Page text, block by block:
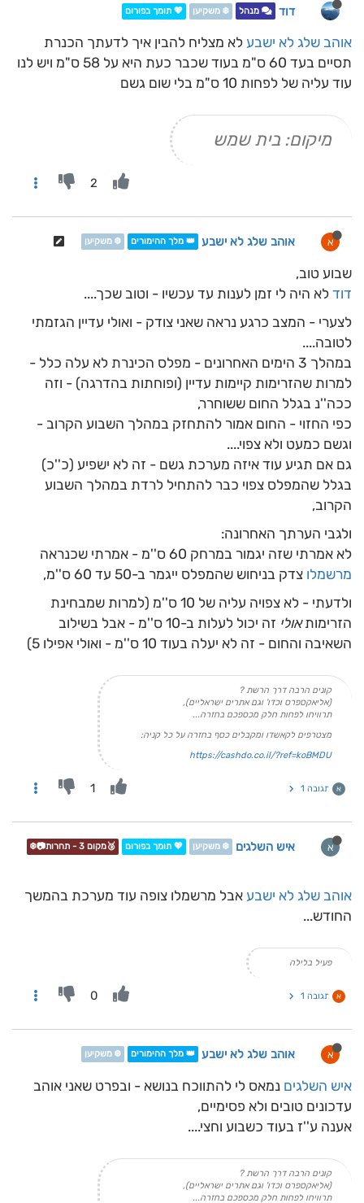
דוד מנהל ❄️ משקיען 💖 תומך בפורום
אוהב שלג לא ישבע לא מצליח להבין איך לדעתך הכנרת
תסיים בעד 60 ס"מ בעוד שכבר כעת היא על 58 ס"מ ויש לנו
עוד עליה של לפחות 10 ס"מ בלי שום גשם
מיקום: בית שמש
2
א אוהב שלג לא ישבע 👑 מלך ההימורים ❄️ משקיען
שבוע טוב,
דוד לא היה לי זמן לענות עד עכשיו - וטוב שכך....
לצערי - המצב כרגע נראה שאני צודק - ואולי עדיין הגזמתי
לטובה....
במהלך 3 הימים האחרונים - מפלס הכינרת לא עלה כלל -
למרות שהזרימות קיימות עדיין (ופוחתות בהדרגה) - וזה
ככה''נ בגלל החום ששוחרר,
כפי החזוי - החום אמור להתחזק במהלך השבוע הקרוב -
וגשם כמעט ולא צפוי....
גם אם תגיע עוד איזה מערכת גשם - זה לא ישפיע (כ''כ)
בגלל שהמפלס צפוי כבר להתחיל לרדת במהלך השבוע
הקרוב,
ולגבי הערתך האחרונה:
לא אמרתי שזה יגמור במרחק 60 ס''מ - אמרתי שכנראה
מרשמלו צדק בניחוש שהמפלס ייגמר ב-50 עד 60 ס''מ,
ולדעתי - לא צפויה עליה של 10 ס''מ (למרות שמבחינת
הזרימותאולי
זה יכול לעלות ב-10 ס''מ - אבל בשילוב
השאיבה והחום - זה לא יעלה בעוד 10 ס''מ - ואולי אפילו 5)
קונים הרבה דרך הרשת ?
(אליאקספרס וכדו' וגם אתרים ישראליים),
תרוויחו לפחות חלק מכספכם בחזרה...
מצטרפים לקאשדו ומקבלים כסף בחזרה על כל קניה:
https://cashdo.co.il/?ref=koBMDU
א תגובה 1 1
א איש השלגים ❄️ משקיען 💖 תומך בפורום 🥉מקום 3 - תחרות📷❄️
אוהב שלג לא ישבע אבל מרשמלו צופה עוד מערכת בהמשך
החודש...
פעיל בלילה
א תגובה 1 0
א אוהב שלג לא ישבע 👑 מלך ההימורים ❄️ משקיען
איש השלגים נמאס לי להתווכח בנושא - ובפרט שאני אוהב
עדכונים טובים ולא פסימיים,
אענה ע''ז בעוד כשבוע וחצי....
קונים הרבה דרך הרשת ?
(אליאקספרס וכדו' וגם אתרים ישראליים),
תרוויחו לפחות חלק מכספכם בחזרה...